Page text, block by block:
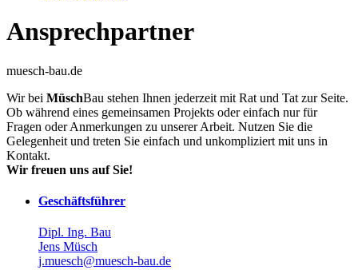
Ansprechpartner
muesch-bau.de
Wir bei MüschBau stehen Ihnen jederzeit mit Rat und Tat zur Seite.
Ob während eines gemeinsamen Projekts oder einfach nur für
Fragen oder Anmerkungen zu unserer Arbeit. Nutzen Sie die
Gelegenheit und treten Sie einfach und unkompliziert mit uns in
Kontakt.
Wir freuen uns auf Sie!
Geschäftsführer
Dipl. Ing. Bau
Jens Müsch
j.muesch@muesch-bau.de